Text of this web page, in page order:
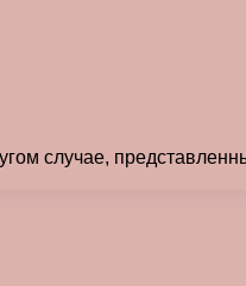
случае,